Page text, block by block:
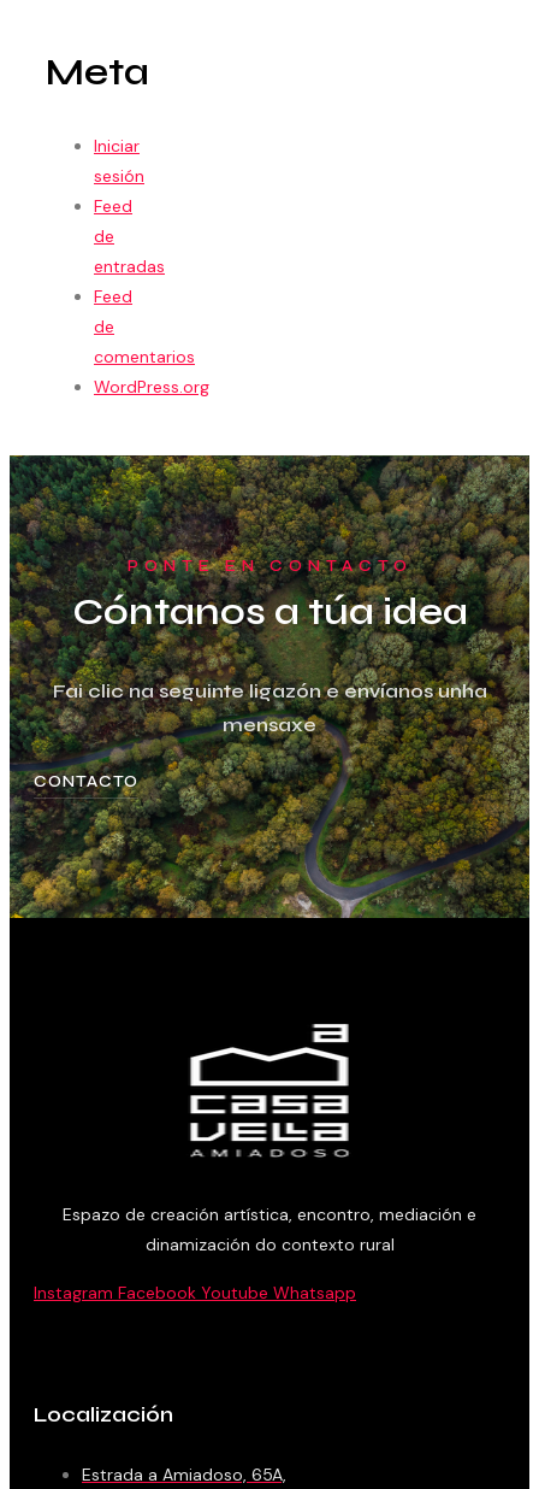
Meta
Iniciar
sesión
Feed
de
entradas
Feed
de
comentarios
WordPress.org
PONTE EN CONTACTO
Cóntanos a túa idea
Fai clic na seguinte ligazón e envíanos unha
mensaxe
CONTACTO
Espazo de creación artística, encontro, mediación e
dinamización do contexto rural
Instagram Facebook Youtube Whatsapp
Localización
Estrada a Amiadoso, 65A,